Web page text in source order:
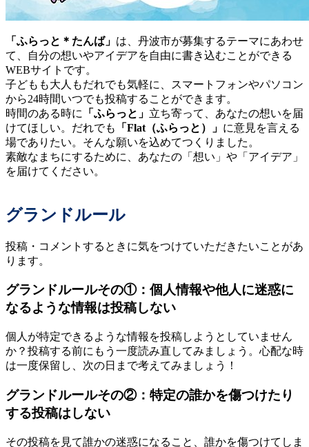
「ふらっと＊たんば」 は、丹波市が募集するテーマにあわせ
て、自分の想いやアイデアを自由に書き込むことができる
WEBサイトです。
子どもも大人もだれでも気軽に、スマートフォンやパソコン
から24時間いつでも投稿することができます。
時間のある時に
「ふらっと」 立ち寄って、あなたの想いを届
けてほしい。だれでも
「Flat（ふらっと）」 に意見を言える
場でありたい。そんな願いを込めてつくりました。
素敵なまちにするために、あなたの「想い」や「アイデア」
を届けてください。
グランドルール
投稿・コメントするときに気をつけていただきたいことがあ
ります。
グランドルールその①：個人情報や他人に迷惑に
なるような情報は投稿しない
個人が特定できるような情報を投稿しようとしていません
か？投稿する前にもう一度読み直してみましょう。心配な時
は一度保留し、次の日まで考えてみましょう！
グランドルールその②：特定の誰かを傷つけたり
する投稿はしない
その投稿を見て誰かの迷惑になること、誰かを傷つけてしま